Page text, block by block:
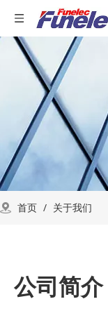
首页 / 关于我们
公司简介